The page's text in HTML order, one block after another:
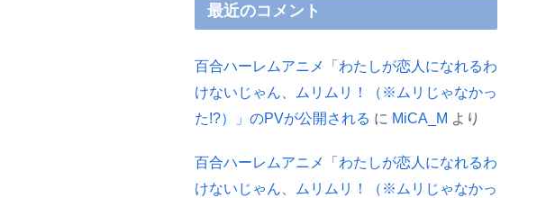
最近のコメント
百合ハーレムアニメ「わたしが恋人になれるわ
けないじゃん、ムリムリ！（※ムリじゃなかっ
た!?）」のPVが公開される に MiCA_M より
百合ハーレムアニメ「わたしが恋人になれるわ
けないじゃん、ムリムリ！（※ムリじゃなかっ